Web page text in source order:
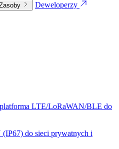
Deweloperzy
platforma LTE/LoRaWAN/BLE do
(IP67) do sieci prywatnych i